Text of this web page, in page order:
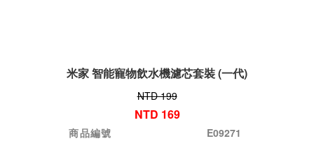
米家 智能寵物飲水機濾芯套裝 (一代)
NTD 199
NTD 169
商品編號
E09271